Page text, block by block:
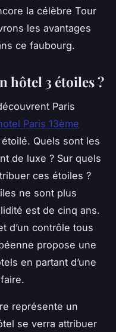
la célèbre Tour
les avantages
ce faubourg.
hôtel 3 étoiles ?
Paris
Paris 13ème
Quels sont les
de luxe ? Sur quels
ces étoiles ?
ne sont plus
est de cinq ans.
d’un contrôle tous
propose une
en partant d’une
représente un
se verra attribuer